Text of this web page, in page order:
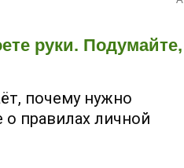
руки. Подумайте,
почему нужно
правилах личной